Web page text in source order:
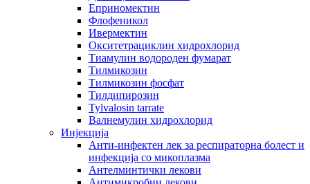
Еприномектин
Флофеникол
Ивермектин
Окситетрациклин хидрохлорид
Тиамулин водороден фумарат
Тилмикозин
Тилмикозин фосфат
Тилдипирозин
Tylvalosin tarrate
Валнемулин хидрохлорид
Инјекција
Анти-инфектен лек за респираторна болест и
инфекција со микоплазма
Антелминтички лекови